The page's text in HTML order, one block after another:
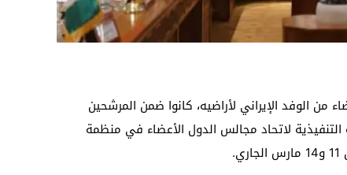
من الوفد الإيراني لأراضيه، كانوا ضمن المرشحين
التنفيذية لاتحاد مجالس الدول الأعضاء في منظمة